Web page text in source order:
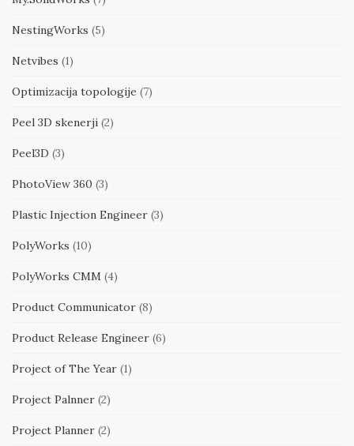
NestingWorks (5)
Netvibes (1)
Optimizacija topologije (7)
Peel 3D skenerji (2)
Peel3D (3)
PhotoView 360 (3)
Plastic Injection Engineer (3)
PolyWorks (10)
PolyWorks CMM (4)
Product Communicator (8)
Product Release Engineer (6)
Project of The Year (1)
Project Palnner (2)
Project Planner (2)